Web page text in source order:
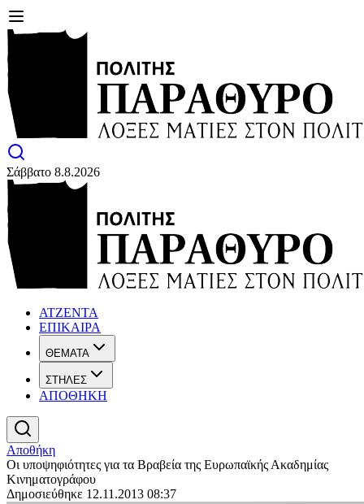
Σάββατο 8.8.2026
ΑΤΖΕΝΤΑ
ΕΠΙΚΑΙΡΑ
ΘΕΜΑΤΑ
ΣΤΗΛΕΣ
ΑΠΟΘΗΚΗ
Αποθήκη
Οι υποψηφιότητες για τα Βραβεία της Ευρωπαϊκής Ακαδημίας
Κινηματογράφου
Δημοσιεύθηκε 12.11.2013 08:37